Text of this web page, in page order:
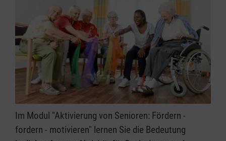
Im Modul "Aktivierung von Senioren: Fördern -
fordern - motivieren" lernen Sie die Bedeutung